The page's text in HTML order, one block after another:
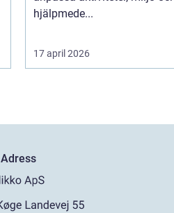
hjälpmede...
17 april 2026
Adress